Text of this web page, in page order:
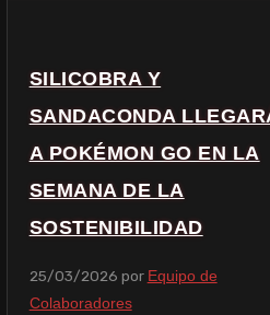
SILICOBRA Y
SANDACONDA
A POKÉMON GO EN LA
SEMANA DE LA
SOSTENIBILIDAD
25/03/2026 por Equipo de
Colaboradores